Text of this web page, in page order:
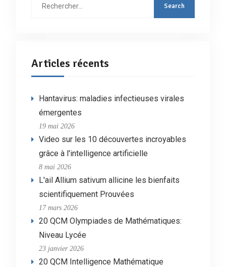
Articles récents
Hantavirus: maladies infectieuses virales
émergentes
19 mai 2026
Video sur les 10 découvertes incroyables
grâce à l'intelligence artificielle
8 mai 2026
L'ail Allium sativum allicine les bienfaits
scientifiquement Prouvées
17 mars 2026
20 QCM Olympiades de Mathématiques:
Niveau Lycée
23 janvier 2026
20 QCM Intelligence Mathématique